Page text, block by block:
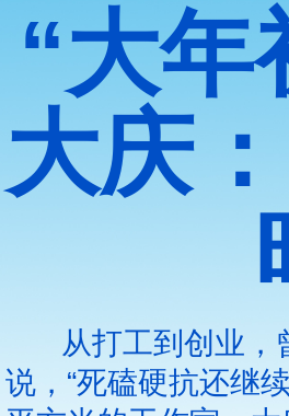
“大年
大庆
从打工到创业，曾
说，“死磕硬抗还继